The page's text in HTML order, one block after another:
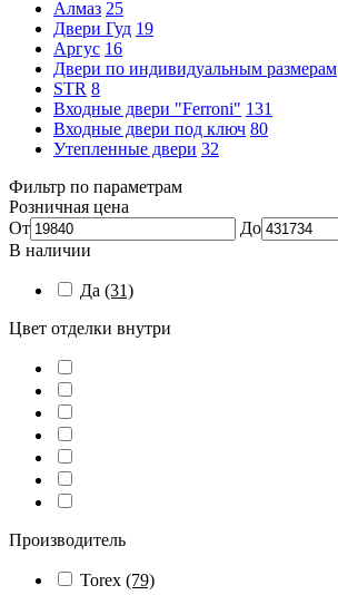
Алмаз 25
Двери Гуд 19
Аргус 16
Двери по индивидуальным размерам
STR 8
Входные двери "Ferroni" 131
Входные двери под ключ 80
Утепленные двери 32
Фильтр по параметрам
Розничная цена
От
До
В наличии
Да (31)
Цвет отделки внутри
Производитель
Torex (79)